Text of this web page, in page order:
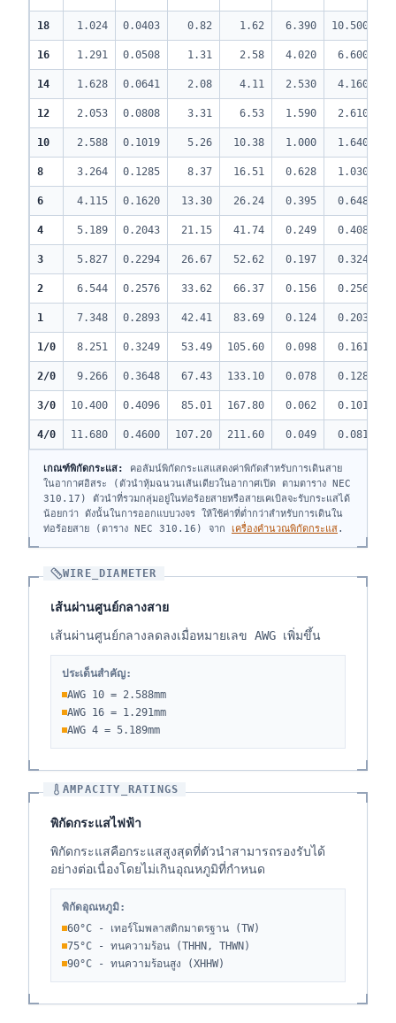
18 1.024 0.0403 0.82 1.62 6.390 10.500
16 1.291 0.0508 1.31 2.58 4.020 6.600
14 1.628 0.0641 2.08 4.11 2.530 4.160
12 2.053 0.0808 3.31 6.53 1.590 2.610
10 2.588 0.1019 5.26 10.38 1.000 1.640
8 3.264 0.1285 8.37 16.51 0.628 1.030
6 4.115 0.1620 13.30 26.24 0.395 0.648
4 5.189 0.2043 21.15 41.74 0.249 0.408
3 5.827 0.2294 26.67 52.62 0.197 0.324
2 6.544 0.2576 33.62 66.37 0.156 0.256
1 7.348 0.2893 42.41 83.69 0.124 0.203
1/0 8.251 0.3249 53.49 105.60 0.098 0.161
2/0 9.266 0.3648 67.43 133.10 0.078 0.128
3/0 10.400 0.4096 85.01 167.80 0.062 0.101
4/0 11.680 0.4600 107.20 211.60 0.049 0.081
เกณฑ์พิกัดกระแส:
คอลัมน์พิกัดกระแสแสดงค่าพิกัดสำหรับการเดินสาย
ในอากาศอิสระ (ตัวนำหุ้มฉนวนเส้นเดียวในอากาศเปิด ตามตาราง NEC
310.17) ตัวนำที่รวมกลุ่มอยู่ในท่อร้อยสายหรือสายเคเบิลจะรับกระแสได้
น้อยกว่า ดังนั้นในการออกแบบวงจร ให้ใช้ค่าที่ต่ำกว่าสำหรับการเดินใน
ท่อร้อยสาย (ตาราง NEC 310.16) จาก
เครื่องคำนวณพิกัดกระแส.
WIRE_DIAMETER
เส้นผ่านศูนย์กลางสาย
เส้นผ่านศูนย์กลางลดลงเมื่อหมายเลข AWG เพิ่มขึ้น
ประเด็นสำคัญ:
AWG 10 = 2.588mm
AWG 16 = 1.291mm
AWG 4 = 5.189mm
AMPACITY_RATINGS
พิกัดกระแสไฟฟ้า
พิกัดกระแสคือกระแสสูงสุดที่ตัวนำสามารถรองรับได้
อย่างต่อเนื่องโดยไม่เกินอุณหภูมิที่กำหนด
พิกัดอุณหภูมิ:
60°C - เทอร์โมพลาสติกมาตรฐาน (TW)
75°C - ทนความร้อน (THHN, THWN)
90°C - ทนความร้อนสูง (XHHW)